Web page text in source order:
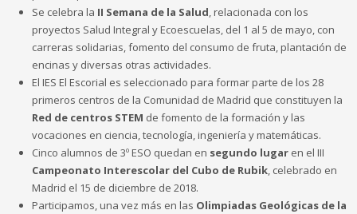
Se celebra la II Semana de la Salud , relacionada con los
proyectos Salud Integral y Ecoescuelas, del 1 al 5 de mayo, con
carreras solidarias, fomento del consumo de fruta, plantación de
encinas y diversas otras actividades.
El IES El Escorial es seleccionado para formar parte de los 28
primeros centros de la Comunidad de Madrid que constituyen la
Red de centros STEM de fomento de la formación y las
vocaciones en ciencia, tecnología, ingeniería y matemáticas.
Cinco alumnos de 3º ESO quedan en segundo lugar en el III
Campeonato Interescolar del Cubo de Rubik , celebrado en
Madrid el 15 de diciembre de 2018.
Participamos, una vez más en las Olimpiadas Geológicas de la